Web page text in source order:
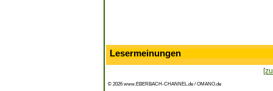
Lesermeinungen
© 2026 www.EBERBACH-CHANNEL.de / OMANO.de